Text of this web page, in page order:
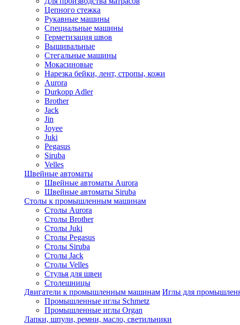
Цепного стежка
Рукавные машины
Специальные машины
Герметизация швов
Вышивальные
Стегальные машины
Мокасиновые
Нарезка бейки, лент, стропы, кожи
Aurora
Durkopp Adler
Brother
Jack
Jin
Joyee
Juki
Pegasus
Siruba
Velles
Швейные автоматы
Швейные автоматы Aurora
Швейные автоматы Siruba
Столы к промышленным машинам
Столы Aurora
Столы Brother
Столы Juki
Столы Pegasus
Столы Siruba
Столы Jack
Столы Velles
Стулья для швеи
Столешницы
Двигатели к промышленным машинам Иглы для
Промышленные иглы Schmetz
Промышленные иглы Organ
Лапки, шпули, ремни, масло, светильники